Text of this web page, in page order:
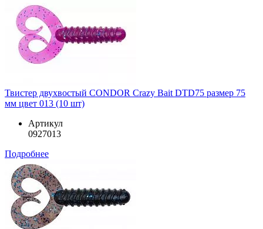
Твистер двухвостый CONDOR Crazy Bait DTD75 размер 75
мм цвет 013 (10 шт)
Артикул
0927013
Подробнее